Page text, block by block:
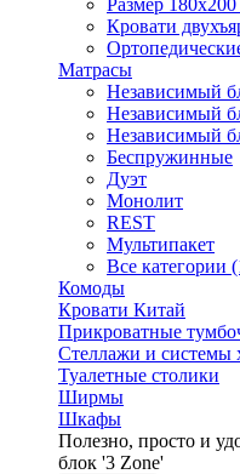
Размер
Кровати
Матрасы
Независимый
Независимый
Независимый
Беспружинные
Дуэт
Монолит
REST
Мультипакет
Все категории
Комоды
Кровати Китай
Прикроватные
Стеллажи и системы
Туалетные столики
Ширмы
Шкафы
Полезно, просто и
блок '3 Zone'